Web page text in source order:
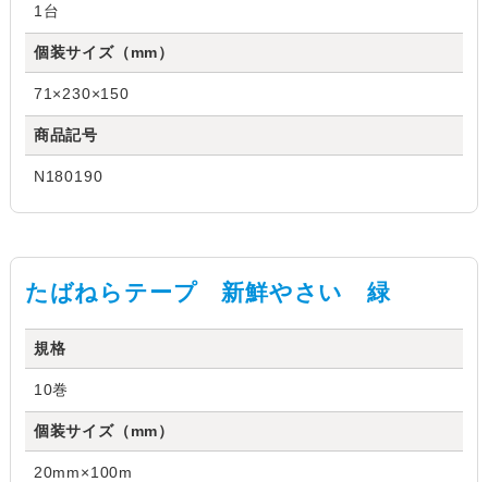
1台
個装サイズ（mm）
71×230×150
商品記号
N180190
たばねらテープ 新鮮やさい 緑
規格
10巻
個装サイズ（mm）
20mm×100m